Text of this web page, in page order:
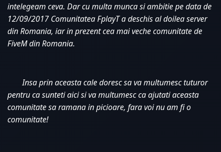
intelegeam ceva. Dar cu multa munca si ambitie pe data de
12/09/2017 Comunitatea FplayT a deschis al doilea server
din Romania, iar in prezent cea mai veche comunitate de
FiveM din Romania.
Insa prin aceasta cale doresc sa va multumesc tuturor
pentru ca sunteti aici si va multumesc ca ajutati aceasta
comunitate sa ramana in picioare, fara voi nu am fi o
comunitate!